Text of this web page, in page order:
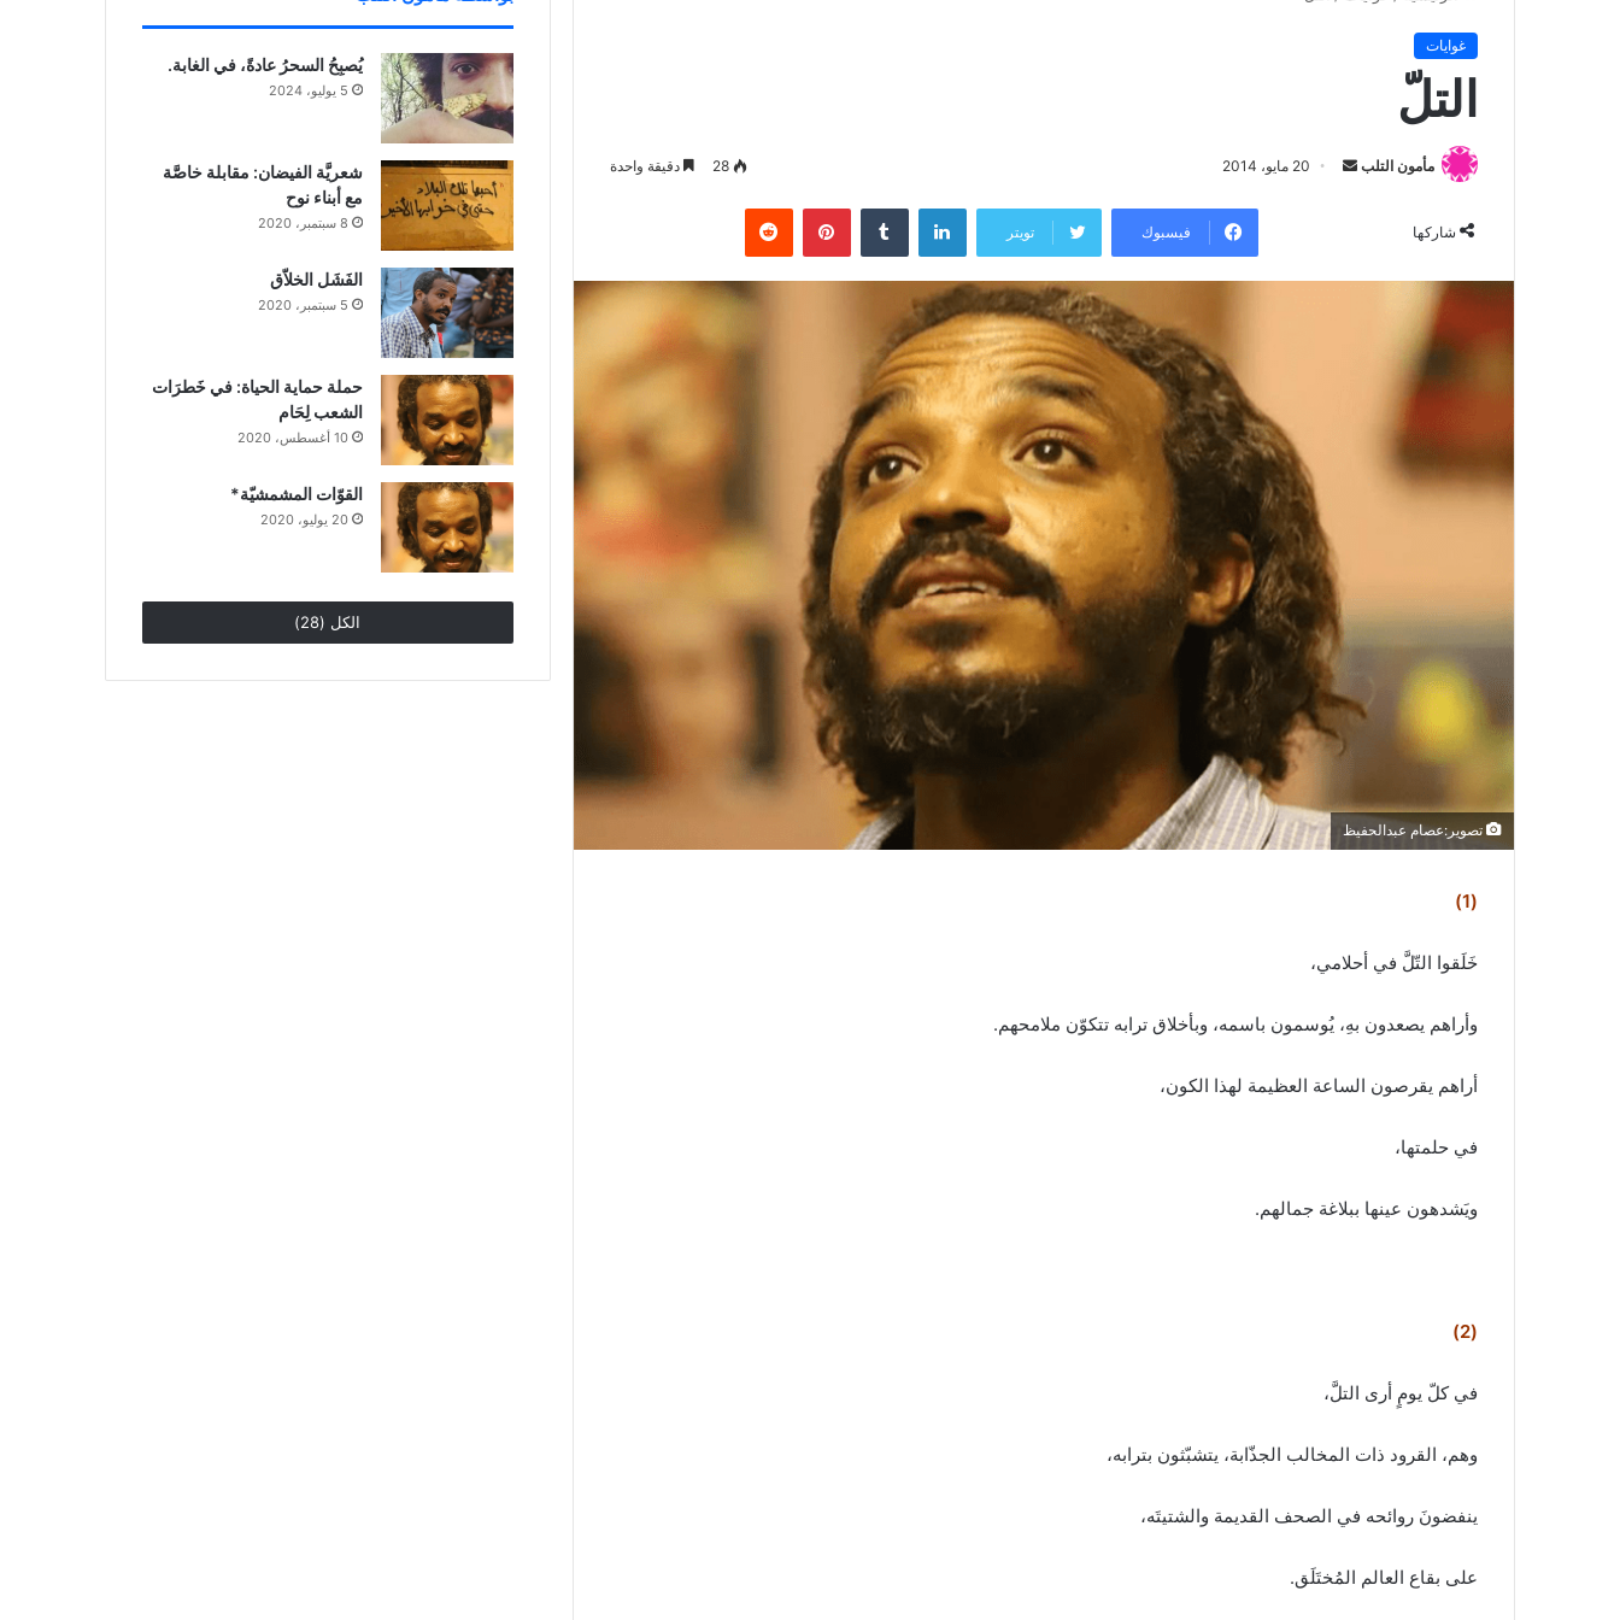
غوايات
التلّ
مأمون التلب
ب
و
ن
ي
20 مايو، 2014 28 دقيقة واحدة
شاركها فيسبوك تويتر
لينكدإن بينتيريست
تصوير:عصام عبدالحفيظ
(1)
خَلَقوا التّلَّ في أحلامي،
وأراهم يصعدون بهِ، يُوسمون باسمه، وبأخلاق ترابه تتكوّن ملامحهم.
أراهم يقرصون الساعة العظيمة لهذا الكون،
في حلمتها،
ويَشدهون عينها ببلاغة جمالهم.
(2)
في كلّ يومٍ أرى التلَّ،
وهم، القرود ذات المخالب الجذّابة، يتشبّثون بترابه،
ينفضونَ روائحه في الصحف القديمة والشتيتَه،
على بقاع العالم المُختَلَق.
يُصبِحُ السحرُ عادةً، في الغابة.
5 يوليو، 2024
شعريَّة الفيضان: مقابلة خاصَّة
مع أبناء نوح
8 سبتمبر، 2020
الفَشَل الخلاّق
5 سبتمبر، 2020
حملة حماية الحياة: في خَطرَات
الشعب لِحَام
10 أغسطس، 2020
القوّات المشمشيّة*
20 يوليو، 2020
الكل (28)